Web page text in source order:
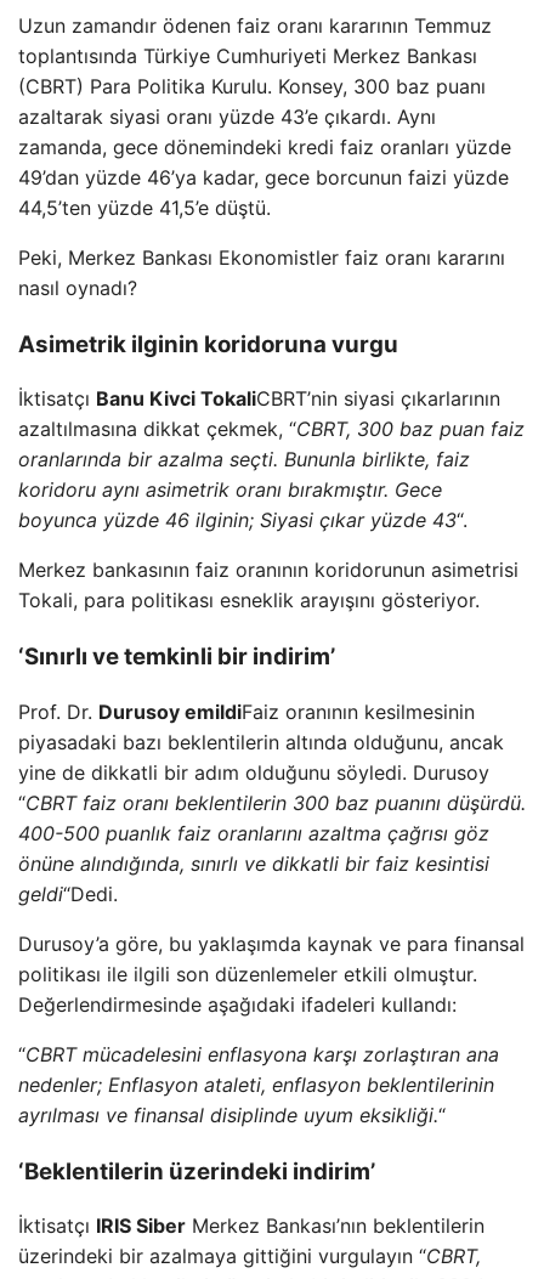
Uzun zamandır ödenen faiz oranı kararının Temmuz
toplantısında Türkiye Cumhuriyeti Merkez Bankası
(CBRT) Para Politika Kurulu. Konsey, 300 baz puanı
azaltarak siyasi oranı yüzde 43’e çıkardı. Aynı
zamanda, gece dönemindeki kredi faiz oranları yüzde
49’dan yüzde 46’ya kadar, gece borcunun faizi yüzde
44,5’ten yüzde 41,5’e düştü.
Peki, Merkez Bankası Ekonomistler faiz oranı kararını
nasıl oynadı?
Asimetrik ilginin koridoruna vurgu
İktisatçı Banu Kivci TokaliCBRT’nin siyasi çıkarlarının
azaltılmasına dikkat çekmek, “CBRT, 300 baz puan faiz
oranlarında bir azalma seçti. Bununla birlikte, faiz
koridoru aynı asimetrik oranı bırakmıştır. Gece
boyunca yüzde 46 ilginin; Siyasi çıkar yüzde 43“.
Merkez bankasının faiz oranının koridorunun asimetrisi
Tokali, para politikası esneklik arayışını gösteriyor.
‘Sınırlı ve temkinli bir indirim’
Prof. Dr. Durusoy emildiFaiz oranının kesilmesinin
piyasadaki bazı beklentilerin altında olduğunu, ancak
yine de dikkatli bir adım olduğunu söyledi. Durusoy
“CBRT faiz oranı beklentilerin 300 baz puanını düşürdü.
400-500 puanlık faiz oranlarını azaltma çağrısı göz
önüne alındığında, sınırlı ve dikkatli bir faiz kesintisi
geldi“Dedi.
Durusoy’a göre, bu yaklaşımda kaynak ve para finansal
politikası ile ilgili son düzenlemeler etkili olmuştur.
Değerlendirmesinde aşağıdaki ifadeleri kullandı:
“CBRT mücadelesini enflasyona karşı zorlaştıran ana
nedenler; Enflasyon ataleti, enflasyon beklentilerinin
ayrılması ve finansal disiplinde uyum eksikliği.“
‘Beklentilerin üzerindeki indirim’
İktisatçı IRIS Siber Merkez Bankası’nın beklentilerin
üzerindeki bir azalmaya gittiğini vurgulayın “CBRT,